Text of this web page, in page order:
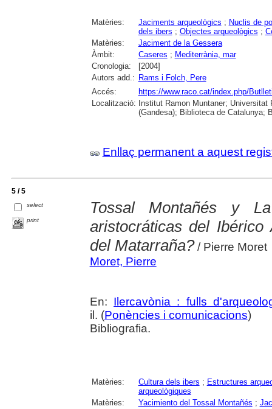
Matèries: Jaciments arqueològics ; Nuclis de
dels ibers ; Objectes arqueològics ;
Matèries:
Jaciment de la Gessera
Àmbit:
Caseres ; Mediterrània, mar
Cronologia:
[2004]
Autors add.: Rams i Folch, Pere
Accés:
https://www.raco.cat/index.php/
Localització: Institut Ramon Muntaner;
(Gandesa); Biblioteca de Catalunya;
Enllaç permanent a aquest
5 / 5
select
print
Tossal Montañés y
aristocráticas del
del Matarraña?/ Pierre Moret
Moret, Pierre
En: Ilercavònia : fulls
il. (Ponències i comunicacions)
Bibliografia.
Matèries: Cultura dels ibers ; Estructures
arqueològiques
Matèries:
Yacimiento del Tossal Montañés ;